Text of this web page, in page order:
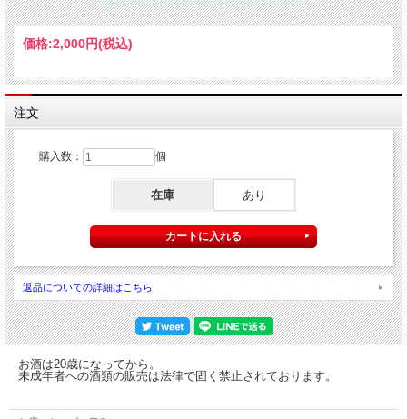
七笑のロゴ入り！限定前掛け
価格:2,000円(税込)
注文
購入数： 個
在庫 あり
返品についての詳細はこちら
お酒は20歳になってから。
未成年者への酒類の販売は法律で固く禁止されております。